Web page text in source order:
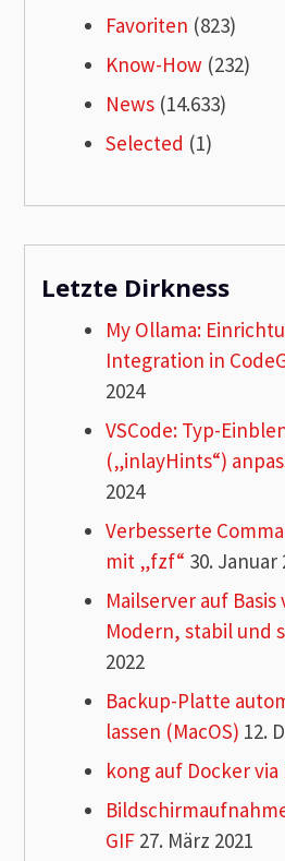
Favoriten (823)
Know-How (232)
News (14.633)
Selected (1)
Letzte Dirkness
My Ollama:
Integration in
2024
VSCode: Typ-
(„inlayHints“)
2024
Verbesserte
mit „fzf“ 30. Januar
Mailserver auf
Modern, stabil und
2022
Backup-Platte
lassen (MacOS) 12.
kong auf Docker via
GIF 27. März 2021